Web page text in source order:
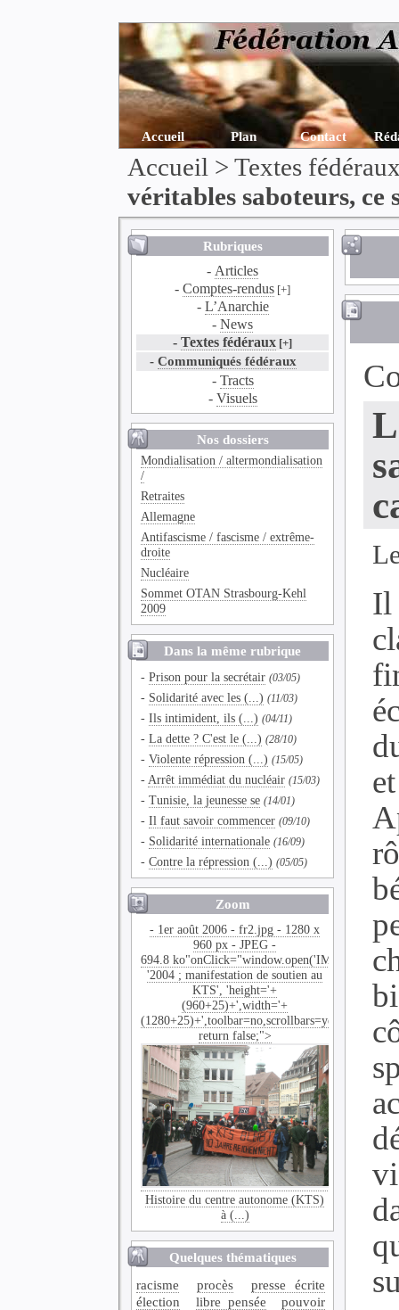
Accueil Plan Contact
Accueil >Textes
véritables saboteurs, ce
Rubriques
- Articles
-Comptes-rendus [+]
- L’Anarchie
-News
-Textes fédéraux [+]
-Communiqués fédéraux
- Tracts
- Visuels
Nos dossiers
Mondialisation / altermondialisation
/
Retraites
Allemagne
Antifascisme / fascisme / extrême-
droite
Nucléaire
Sommet OTAN Strasbourg-Kehl
2009
Dans la même rubrique
-Prison pour la secrétair (03/05)
- Solidarité avec les (...) (11/03)
-Ils intimident, ils (...) (04/11)
-La dette ? C'est le (...) (28/10)
-Violente répression (...) (15/05)
- Arrêt immédiat du nucléair (15/03)
-Tunisie, la jeunesse se (14/01)
-Il faut savoir commencer (09/10)
- Solidarité internationale (16/09)
-Contre la répression (...) (05/05)
Zoom
- 1er août 2006 - fr2.jpg - 1280 x
960 px - JPEG -
694.8 ko"onClick="window.open('IMG/jpg/
'2004 ; manifestation de soutien au
KTS', 'height='+
(960+25)+',width='+
return false;">
Histoire du centre autonome (KTS)
à (...)
Quelques thématiques
racisme
procès
presse écrite
élection
libre pensée
pouvoir
Il